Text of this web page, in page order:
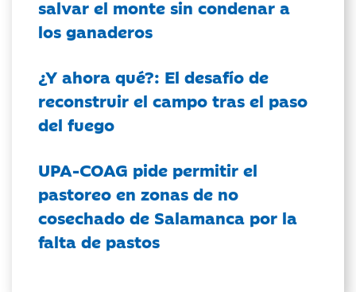
salvar el monte sin condenar a
los ganaderos
¿Y ahora qué?: El desafío de
reconstruir el campo tras el paso
del fuego
UPA-COAG pide permitir el
pastoreo en zonas de no
cosechado de Salamanca por la
falta de pastos